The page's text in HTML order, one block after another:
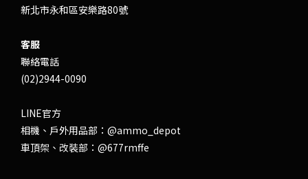
新北市永和區安樂路80號
客服
聯絡電話
(02)2944-0090
LINE官方
相機、戶外用品部： @ammo_depot
車頂架、改裝部： @677rmffe